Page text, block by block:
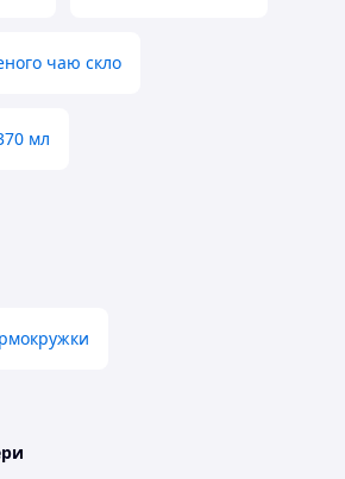
чаю скло
мл